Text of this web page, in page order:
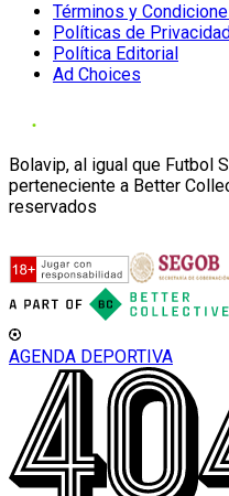
Términos y
Políticas de
Política Editorial
Ad Choices
Bolavip, al igual que Futbol
perteneciente a Better
reservados
AGENDA DEPORTIVA